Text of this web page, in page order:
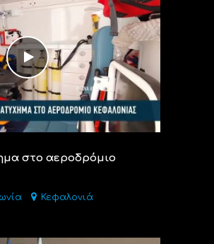
στο αεροδρόμιο
Κεφαλονιά